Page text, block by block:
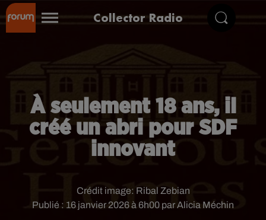
Collector Radio
À seulement 18 ans, il
créé un abri pour SDF
innovant
Publié : 16 janvier 2026 à 6h00 par Alicia Méchin
Crédit image: Ribal Zebian